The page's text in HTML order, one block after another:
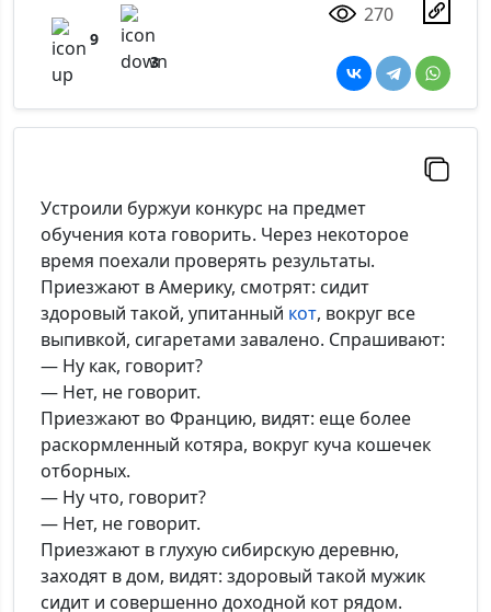
9
3
270
Устроили буржуи конкурс на предмет
обучения кота говорить. Через некоторое
время поехали проверять результаты.
Приезжают в Америку, смотрят: сидит
здоровый такой, упитанный кот, вокруг все
выпивкой, сигаретами завалено. Спрашивают:
— Ну как, говорит?
— Нет, не говорит.
Приезжают во Францию, видят: еще более
раскормленный котяра, вокруг куча кошечек
отборных.
— Ну что, говорит?
— Нет, не говорит.
Приезжают в глухую сибирскую деревню,
заходят в дом, видят: здоровый такой мужик
сидит и совершенно доходной кот рядом.